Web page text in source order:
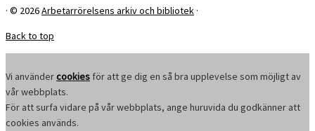
· © 2026Arbetarrörelsens arkiv och bibliotek ·
Back to top
Vi användercookies för att ge dig en så bra upplevelse som möjligt av
vår webbplats.
För att surfa vidare på vår webbplats, ange huruvida du godkänner att
cookies används.